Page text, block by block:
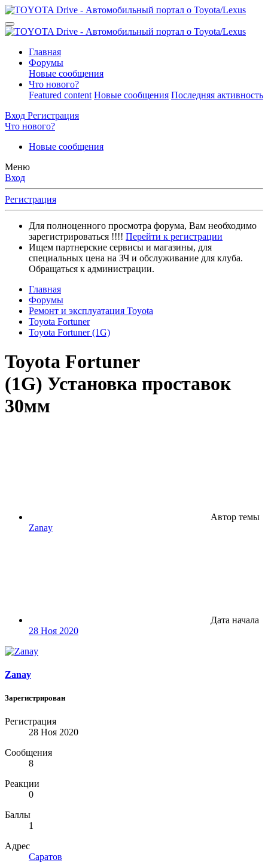
Главная
Форумы
Новые сообщения
Что нового?
Featured content Новые сообщения Последняя активность
Вход Регистрация
Что нового?
Новые сообщения
Меню
Вход
Регистрация
Для полноценного просмотра форума, Вам необходимо
зарегистрироваться !!!! Перейти к регистрации
Ищем партнерские сервисы и магазины, для
специальных цена на ЗЧ и обслуживание для клуба.
Обращаться к администрации.
Главная
Форумы
Ремонт и эксплуатация Toyota
Toyota Fortuner
Toyota Fortuner (1G)
Toyota Fortuner
(1G) Установка проставок
30мм
Автор темы
Zanay
Дата начала
28 Ноя 2020
Zanay
Зарегистрирован
Регистрация
28 Ноя 2020
Сообщения
8
Реакции
0
Баллы
1
Адрес
Саратов